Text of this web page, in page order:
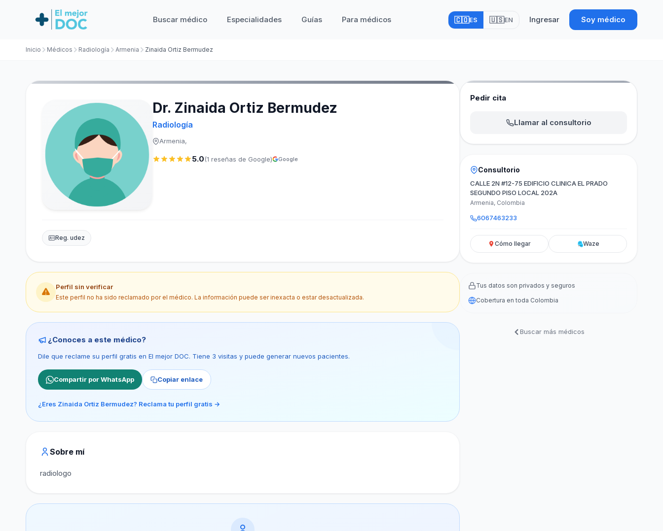
Buscar médico Especialidades Guías Para médicos 🇨🇴ES 🇺🇸EN Ingresar Soy médico
Inicio Médicos Radiología Armenia Zinaida Ortiz Bermudez
Dr. Zinaida Ortiz Bermudez
Radiología
Armenia,
5.0(1 reseñas de Google) Google
Reg. udez
Perfil sin verificar
Este perfil no ha sido reclamado por el médico. La información puede ser inexacta o estar desactualizada.
¿Conoces a este médico?
Dile que reclame su perfil gratis en El mejor DOC. Tiene 3 visitas y puede generar nuevos pacientes.
Compartir por WhatsApp Copiar enlace
¿Eres Zinaida Ortiz Bermudez? Reclama tu perfil gratis →
Sobre mí
radiologo
Pedir cita
Llamar al consultorio
Consultorio
CALLE 2N #12-75 EDIFICIO CLINICA EL PRADO
SEGUNDO PISO LOCAL 202A
Armenia, Colombia
6067463233
Cómo llegar Waze
Tus datos son privados y seguros
Cobertura en toda Colombia
Buscar más médicos